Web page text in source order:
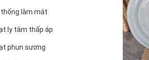
thống làm mát
ly tâm thấp áp
phun sương